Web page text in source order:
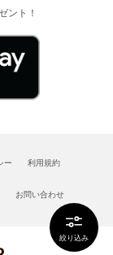
絞り込み
ント！
ー 利用規約
お問い合わせ